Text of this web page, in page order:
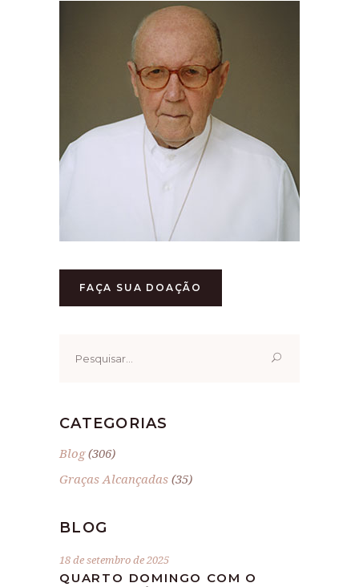
FAÇA SUA DOAÇÃO
por:
CATEGORIAS
Blog(306)
Graças Alcançadas (35)
BLOG
18 de setembro de 2025
QUARTO DOMINGO COM O